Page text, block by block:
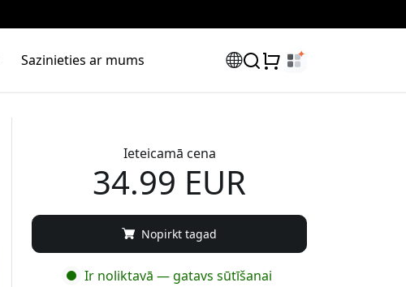
Sazinieties ar mums
Ieteicamā cena
34.99 EUR
Nopirkt tagad
Ir noliktavā — gatavs sūtīšanai